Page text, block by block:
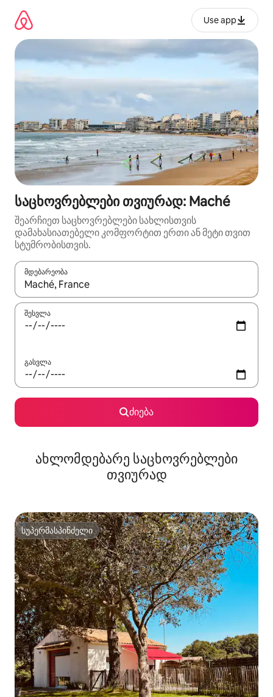
გადასვლა
Use app
საცხოვრებლები თვიურად: Maché
შეარჩიეთ საცხოვრებლები სახლისთვის
დამახასიათებელი კომფორტით ერთი ან მეტი თვით
სტუმრობისთვის.
მდებარეობა
როცა შედეგები ხელმისაწვდომი გახდება, ნავიგაციისთვის
შესვლა
გასვლა
ძიება
ახლომდებარე საცხოვრებლები
თვიურად
სუპერმასპინძელი
სუპერმასპინძელი